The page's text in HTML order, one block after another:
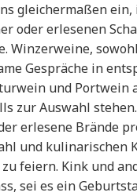
gleichermaßen
oder erlesenen
Winzerweine,
Gespräche in
und
zur Auswahl
erlesene Brände
und kulinarischen
feiern. Kink und
sei es ein